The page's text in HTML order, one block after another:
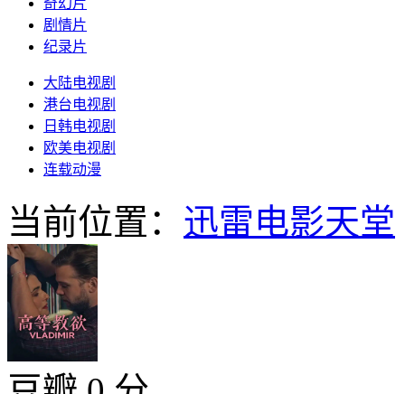
奇幻片
剧情片
纪录片
大陆电视剧
港台电视剧
日韩电视剧
欧美电视剧
连载动漫
当前位置： 迅雷电影天堂